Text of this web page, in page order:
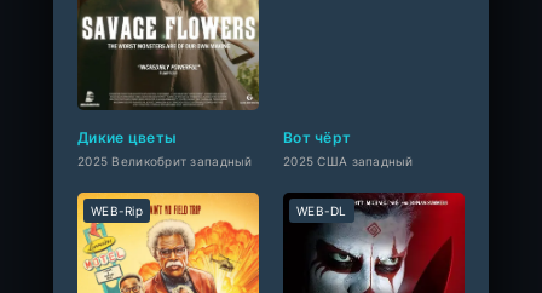
Дикие цветы
2025 Великобрит западный
Вот чёрт
2025 США западный
WEB-Rip WEB-DL